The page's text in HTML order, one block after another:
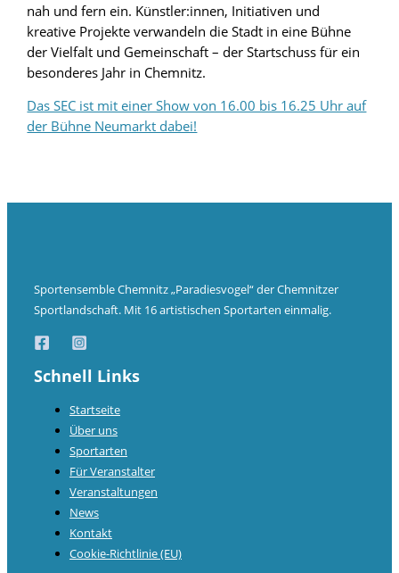
nah und fern ein. Künstler:innen, Initiativen und
kreative Projekte verwandeln die Stadt in eine Bühne
der Vielfalt und Gemeinschaft – der Startschuss für ein
besonderes Jahr in Chemnitz.
Das SEC ist mit einer Show von 16.00 bis 16.25 Uhr auf
der Bühne Neumarkt dabei!
Sportensemble Chemnitz „Paradiesvogel“ der Chemnitzer
Sportlandschaft. Mit 16 artistischen Sportarten einmalig.
Schnell Links
Startseite
Über uns
Sportarten
Für Veranstalter
Veranstaltungen
News
Kontakt
Cookie-Richtlinie (EU)